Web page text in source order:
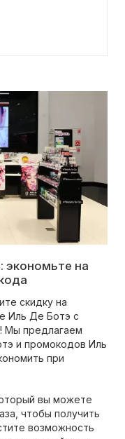
экономьте на
скидку на
Иль Де Ботэ с
Мы предлагаем
и промокодов Иль
при
вы можете
чтобы получить
возможность